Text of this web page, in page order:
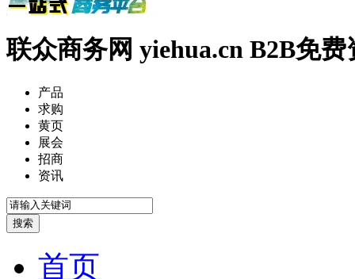
联众商务网 yiehua.cn B2B免
产品
求购
黄页
展会
招商
资讯
首页